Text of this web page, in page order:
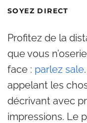
SOYEZ DIRECT
Profitez de la
que vous
face : parlez sale
appelant les
décrivant avec
impressions. Le